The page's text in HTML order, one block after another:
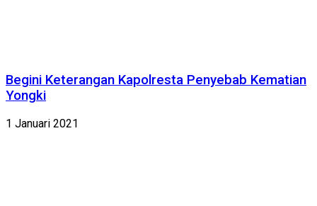
Begini Keterangan Kapolresta Penyebab Kematian
Yongki
1 Januari 2021